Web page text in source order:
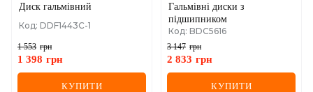
Диск гальмівний
Код: DDF1443C-1
1 553 грн
1 398 грн
КУПИТИ
Гальмiвнi диски з
пiдшипником
Код: BDC5616
3 147 грн
2 833 грн
КУПИТИ